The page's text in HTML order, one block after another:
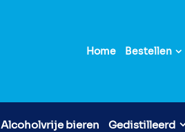
Home Bestellen
Alcoholvrije bieren Gedistilleerd